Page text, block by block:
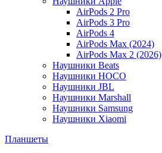
AirPods 2 Pro
AirPods 3 Pro
AirPods 4
AirPods Max (2024)
AirPods Max 2 (2026)
Наушники Beats
Наушники HOCO
Наушники JBL
Наушники Marshall
Наушники Samsung
Наушники Xiaomi
Планшеты